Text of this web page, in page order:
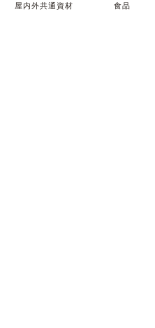
屋内外共通資材 食品